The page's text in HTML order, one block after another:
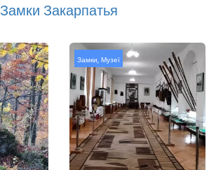
Замки Закарпатья
Замки, Музеї